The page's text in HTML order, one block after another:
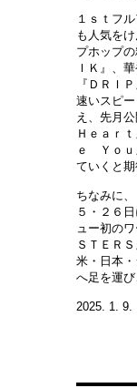
１ｓｔフ
も人気を
プホップ
ＩＫ』、
『ＤＲＩ
速いスピ
え、先月
Ｈｅａｒ
ｅ Ｙｏｕ
ていくと期
ちなみに
５・２６
ュー初の
ＳＴＥＲ
米・日本
へ足を運び
2025. 1. 9.